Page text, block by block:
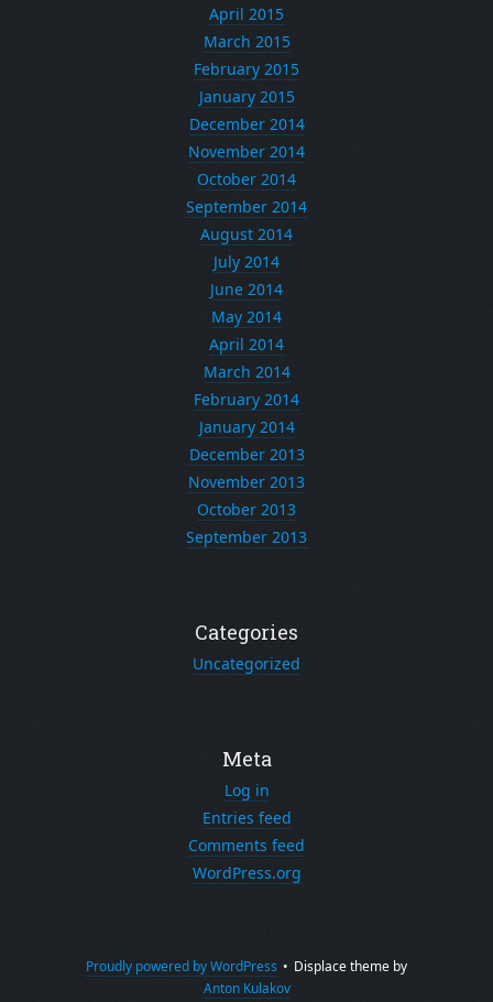
April 2015
March 2015
February 2015
January 2015
December 2014
November 2014
October 2014
September 2014
August 2014
July 2014
June 2014
May 2014
April 2014
March 2014
February 2014
January 2014
December 2013
November 2013
October 2013
September 2013
Categories
Uncategorized
Meta
Log in
Entries feed
Comments feed
WordPress.org
Proudly powered by WordPress • Displace theme by
Anton Kulakov